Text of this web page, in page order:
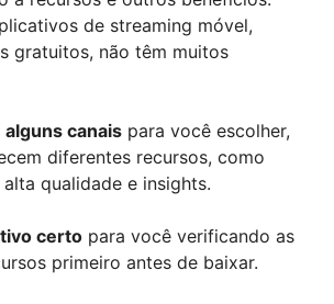
de streaming móvel,
gratuitos, não têm muitos
alguns canais para você escolher,
diferentes recursos, como
qualidade e insights.
certo para você verificando as
primeiro antes de baixar.